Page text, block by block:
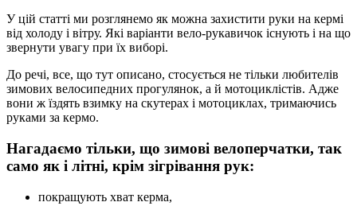
У цій статті ми розглянемо як можна захистити руки на кермі
від холоду і вітру. Які варіанти вело-рукавичок існують і на що
звернути увагу при їх виборі.
До речі, все, що тут описано, стосується не тільки любителів
зимових велосипедних прогулянок, а й мотоциклістів. Адже
вони ж їздять взимку на скутерах і мотоциклах, тримаючись
руками за кермо.
Нагадаємо тільки, що зимові велоперчатки, так
само як і літні, крім зігрівання рук:
покращують хват керма,